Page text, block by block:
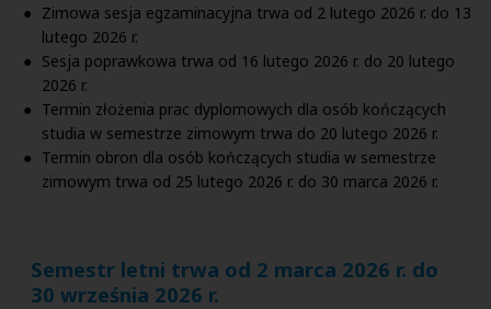
Zimowa sesja egzaminacyjna trwa od 2 lutego 2026 r. do 13
lutego 2026 r.
Sesja poprawkowa trwa od 16 lutego 2026 r. do 20 lutego
2026 r.
Termin złożenia prac dyplomowych dla osób kończących
studia w semestrze zimowym trwa do 20 lutego 2026 r.
Termin obron dla osób kończących studia w semestrze
zimowym trwa od 25 lutego 2026 r. do 30 marca 2026 r.
Semestr letni trwa od 2 marca 2026 r. do
30 września 2026 r.